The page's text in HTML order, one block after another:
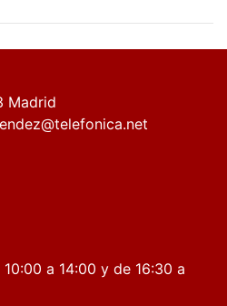
Madrid
a 14:00 y de 16:30 a